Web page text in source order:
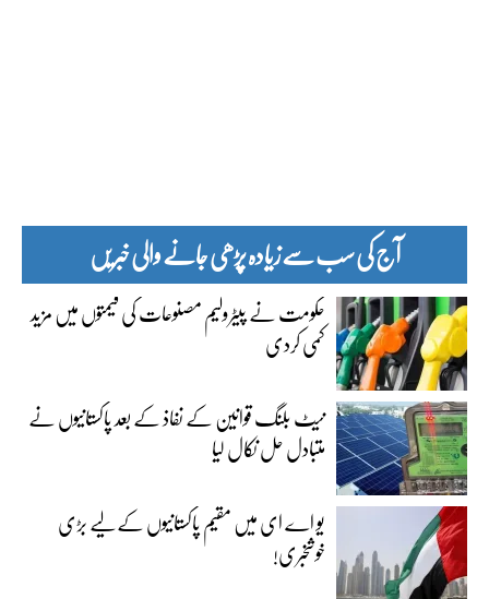
آج کی سب سے زیادہ پڑھی جانے والی خبریں
حکومت نے پیٹرولیم مصنوعات کی قیمتوں میں مزید
کمی کردی
نیٹ بلنگ قوانین کے نفاذ کے بعد پاکستانیوں نے
متبادل حل نکال لیا
یو اے ای میں مقیم پاکستانیوں کے لیے بڑی
خوشخبری!